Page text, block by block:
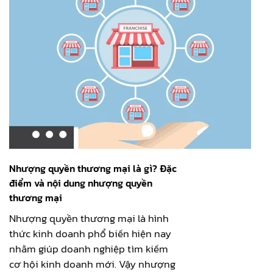
Nhượng quyền thương mại là gì? Đặc
điểm và nội dung nhượng quyền
thương mại
Nhượng quyền thương mại là hình
thức kinh doanh phổ biến hiện nay
nhằm giúp doanh nghiệp tìm kiếm
cơ hội kinh doanh mới. Vậy nhượng